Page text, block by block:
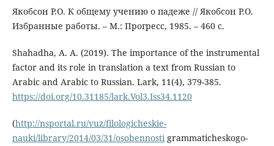
Якобсон Р.О. К общему учению о падеже // Якобсон Р.О.
Избранные работы. – М.: Прогресс, 1985. – 460 с.
Shahadha, A. A. (2019). The importance of the instrumental
factor and its role in translation a text from Russian to
Arabic and Arabic to Russian. Lark, 11(4), 379-385.
https://doi.org/10.31185/lark.Vol3.Iss34.1120
(http://nsportal.ru/vuz/filologicheskie-
nauki/library/2014/03/31/osobennostigrammaticheskogo-